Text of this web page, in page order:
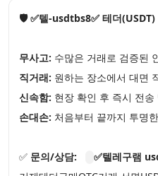
🛡️ ✅텔-usdtbs8✅ 테더(USDT)
무사고: 수많은 거래로 검증된
직거래: 원하는 장소에서 대면
신속함: 현장 확인 후 즉시 전송
손대손: 처음부터 끝까지 투명
✅ 문의/상담:
✅텔레구램